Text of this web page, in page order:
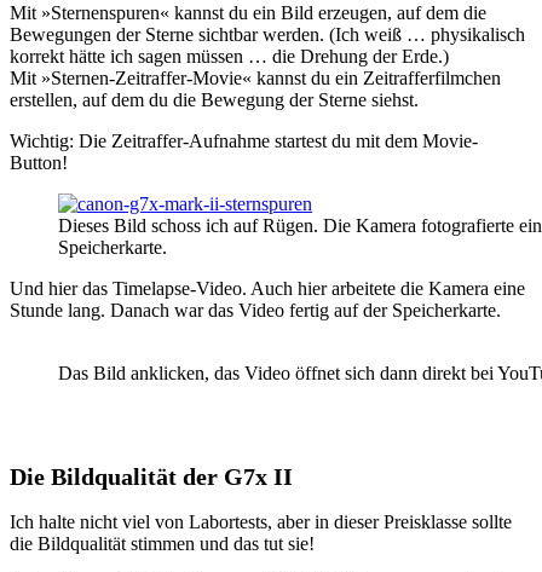
Mit »Sternenspuren« kannst du ein Bild erzeugen, auf dem die
Bewegungen der Sterne sichtbar werden. (Ich weiß … physikalisch
korrekt hätte ich sagen müssen … die Drehung der Erde.)
Mit »Sternen-Zeitraffer-Movie« kannst du ein Zeitrafferfilmchen
erstellen, auf dem du die Bewegung der Sterne siehst.
Wichtig: Die Zeitraffer-Aufnahme startest du mit dem Movie-
Button!
Dieses Bild schoss ich auf Rügen. Die Kamera fotografierte
Speicherkarte.
Und hier das Timelapse-Video. Auch hier arbeitete die Kamera eine
Stunde lang. Danach war das Video fertig auf der Speicherkarte.
Das Bild anklicken, das Video öffnet sich dann direkt bei
Die Bildqualität der G7x II
Ich halte nicht viel von Labortests, aber in dieser Preisklasse sollte
die Bildqualität stimmen und das tut sie!